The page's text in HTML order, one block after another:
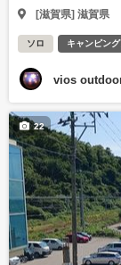
[滋賀県] 滋賀県
ソロ キャンピン
vios
22